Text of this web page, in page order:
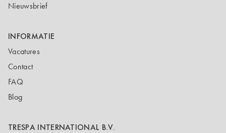
Nieuwsbrief
INFORMATIE
Vacatures
Contact
FAQ
Blog
TRESPA INTERNATIONAL B.V.